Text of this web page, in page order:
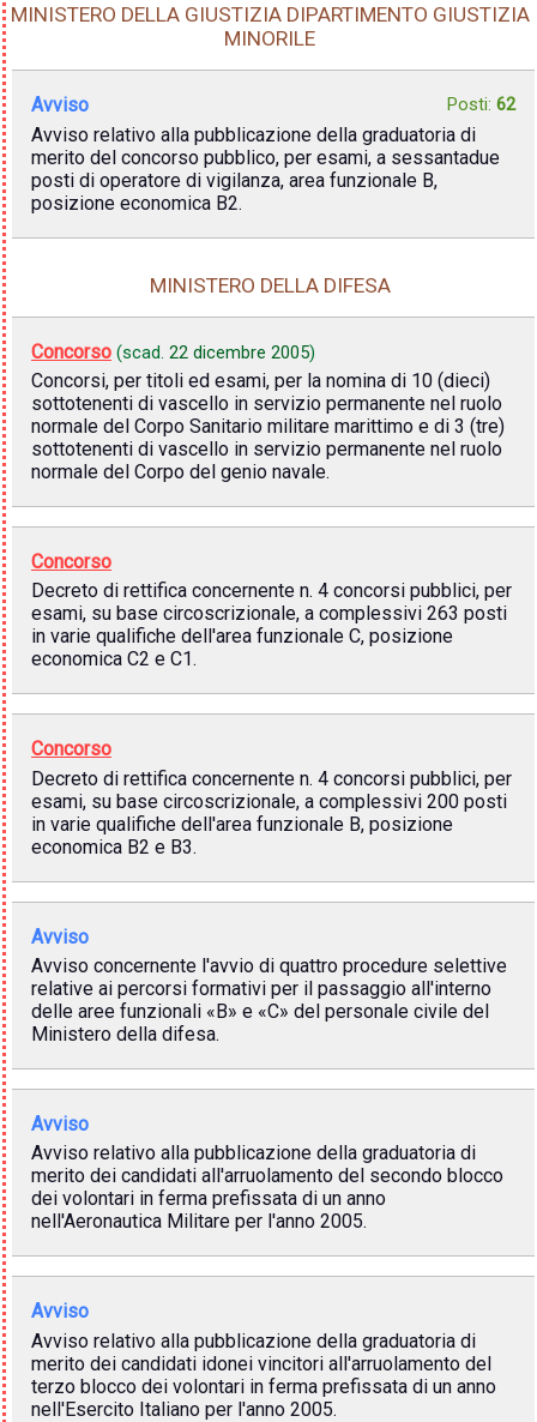
MINISTERO DELLA GIUSTIZIA DIPARTIMENTO GIUSTIZIA
MINORILE
Avviso Posti: 62
Avviso relativo alla pubblicazione della graduatoria di
merito del concorso pubblico, per esami, a sessantadue
posti di operatore di vigilanza, area funzionale B,
posizione economica B2.
MINISTERO DELLA DIFESA
Concorso (scad. 22 dicembre 2005)
Concorsi, per titoli ed esami, per la nomina di 10 (dieci)
sottotenenti di vascello in servizio permanente nel ruolo
normale del Corpo Sanitario militare marittimo e di 3 (tre)
sottotenenti di vascello in servizio permanente nel ruolo
normale del Corpo del genio navale.
Concorso
Decreto di rettifica concernente n. 4 concorsi pubblici, per
esami, su base circoscrizionale, a complessivi 263 posti
in varie qualifiche dell'area funzionale C, posizione
economica C2 e C1.
Concorso
Decreto di rettifica concernente n. 4 concorsi pubblici, per
esami, su base circoscrizionale, a complessivi 200 posti
in varie qualifiche dell'area funzionale B, posizione
economica B2 e B3.
Avviso
Avviso concernente l'avvio di quattro procedure selettive
relative ai percorsi formativi per il passaggio all'interno
delle aree funzionali «B» e «C» del personale civile del
Ministero della difesa.
Avviso
Avviso relativo alla pubblicazione della graduatoria di
merito dei candidati all'arruolamento del secondo blocco
dei volontari in ferma prefissata di un anno
nell'Aeronautica Militare per l'anno 2005.
Avviso
Avviso relativo alla pubblicazione della graduatoria di
merito dei candidati idonei vincitori all'arruolamento del
terzo blocco dei volontari in ferma prefissata di un anno
nell'Esercito Italiano per l'anno 2005.